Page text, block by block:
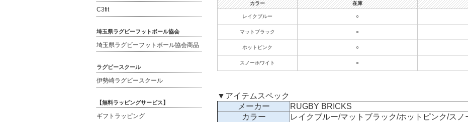
カラー 在庫
レイクブルー ○
マットブラック ○
ホットピンク ○
スノーホワイト ○
▼アイテムスペック
メーカー
RUGBY BRICKS
カラー
レイクブルー/マットブラック/ホットピンク/スノ
C3fit
埼玉県ラグビーフットボール協会
埼玉県ラグビーフットボール協会商品
ラグビースクール
伊勢崎ラグビースクール
【無料ラッピングサービス】
ギフトラッピング